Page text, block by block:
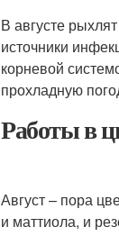
В августе
источники
корневой
прохладную
Работы в
Август – пора
и маттиола, и